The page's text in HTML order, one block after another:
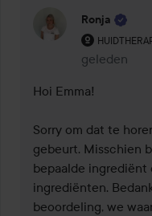
Ronja
De rol van
geleden
Hoi Emma!
Sorry om dat te
gebeurt. Misschien
bepaalde
ingrediënten.
beoordeling, we